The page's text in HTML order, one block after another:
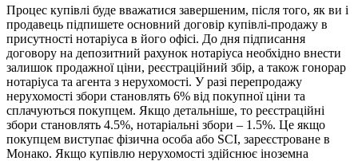
Процес купівлі буде вважатися завершеним, після того, як ви і
продавець підпишете основний договір купівлі-продажу в
присутності нотаріуса в його офісі. До дня підписання
договору на депозитний рахунок нотаріуса необхідно внести
залишок продажної ціни, реєстраційний збір, а також гонорар
нотаріуса та агента з нерухомості. У разі перепродажу
нерухомості збори становлять 6% від покупної ціни та
сплачуються покупцем. Якщо детальніше, то реєстраційні
збори становлять 4.5%, нотаріальні збори – 1.5%. Це якщо
покупцем виступає фізична особа або SCI, зареєстроване в
Монако. Якщо купівлю нерухомості здійснює іноземна